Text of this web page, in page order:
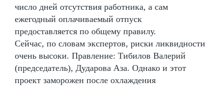
число дней отсутствия работника, а сам
ежегодный оплачиваемый отпуск
предоставляется по общему правилу.
Сейчас, по словам экспертов, риски ликвидности
очень высоки. Правление: Тибилов Валерий
(председатель), Дударова Аза. Однако и этот
проект заморожен после охлаждения